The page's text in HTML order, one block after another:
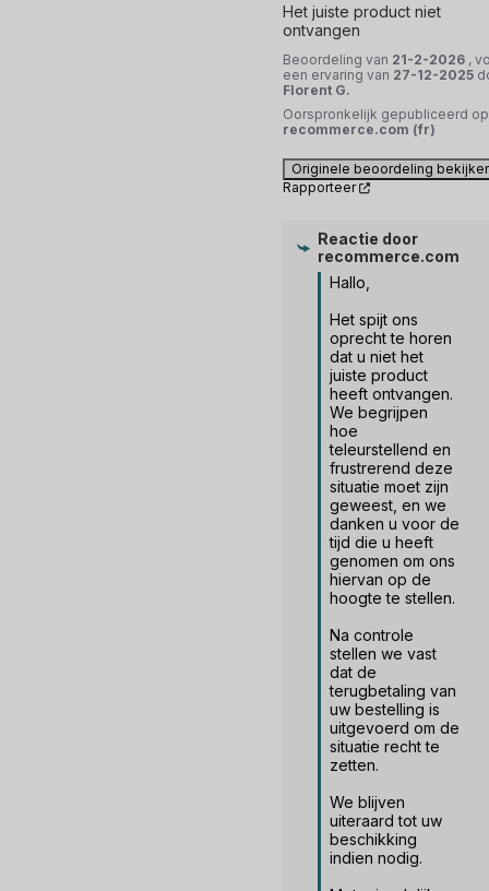
Het juiste product niet
ontvangen
Beoordeling van 21-2-2026 ,
een ervaring van 27-12-2025
Florent G.
Oorspronkelijk gepubliceerd op
recommerce.com (fr)
Originele beoordeling
Rapporteer
Reactie door
recommerce.com
Hallo,
Het spijt ons
oprecht te horen
dat u niet het
juiste product
heeft ontvangen.
We begrijpen
hoe
teleurstellend en
frustrerend deze
situatie moet zijn
geweest, en we
danken u voor de
tijd die u heeft
genomen om ons
hiervan op de
hoogte te stellen.
Na controle
stellen we vast
dat de
terugbetaling van
uw bestelling is
uitgevoerd om de
situatie recht te
zetten.
We blijven
uiteraard tot uw
beschikking
indien nodig.